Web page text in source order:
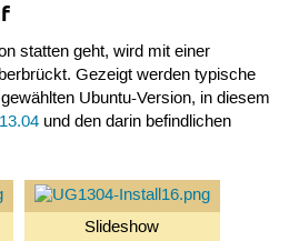
statten geht, wird mit einer
Gezeigt werden typische
Ubuntu-Version, in diesem
und den darin befindlichen
Slideshow